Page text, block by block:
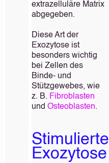
extrazelluläre Matrix
abgegeben.
Diese Art der
Exozytose ist
besonders wichtig
bei Zellen des
Binde- und
Stützgewebes, wie
z. B. Fibroblasten
und Osteoblasten.
Stimulierte
Exozytose